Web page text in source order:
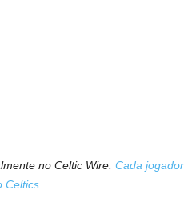
no Celtic Wire: Cada jogador
Celtics